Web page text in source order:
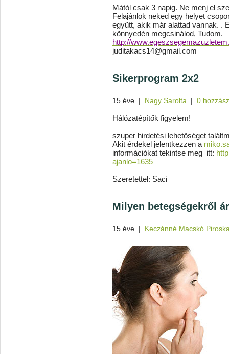
Mától csak 3 napig. Ne menj el
Felajánlok neked egy helyet
együtt, akik már alattad vannak. .
könnyedén megcsinálod, Tudom.
http://
juditakacs14@gmail.com
Sikerprogram 2x2
15 éve | Nagy Sarolta | 0
Hálózatépítők figyelem!
szuper hirdetési lehetőséget
Akit érdekel jelentkezzen a
információkat tekintse meg itt:
ajanlo=1635
Szeretettel: Saci
Milyen betegségekről
15 éve | Keczánné Macskó